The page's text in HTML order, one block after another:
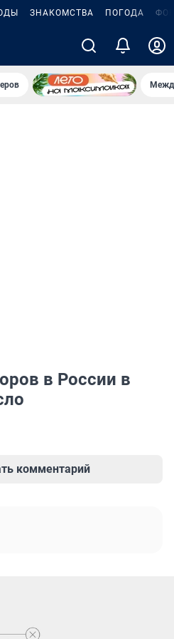
ЗНАКОМСТВА ПОГОДА
в России в
комментарий